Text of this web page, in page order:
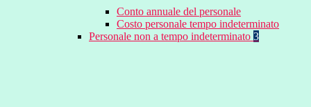
Conto annuale del personale
Costo personale tempo indeterminato
Personale non a tempo indeterminato 3